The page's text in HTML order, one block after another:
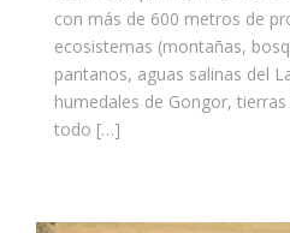
con más de 600 metros de
ecosistemas (montañas,
pantanos, aguas salinas del
humedales de Gongor,
todo […]